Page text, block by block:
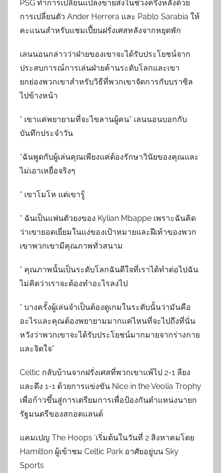
PSG ทำการเปลี่ยนแปลงขายส่งในช่วงครึ่งหลังด้วย
การเปลี่ยนตัว Ander Herrera และ Pablo Sarabia ให้
คะแนนสำหรับแชมเปี้ยนฝรั่งเศสหลังจากหยุดพัก
เลนนอนกล่าวว่าฝ่ายของเขาจะได้รับประโยชน์จาก
ประสบการณ์การเล่นฝ่ายค้านระดับโลกและเขา
ยกย่องพวกเขาสำหรับวิธีที่พวกเขาจัดการกับบราซิล
ไปข้างหน้า
“ เขาแค่พยายามที่จะไขลานผู้คน” เลนนอนบอกกับ
บันทึกประจำวัน
“ฉันพูดกับผู้เล่นคุณเพียงแค่ต้องรักษาวินัยของคุณและ
ไม่เอาเหยื่อจริงๆ
“ เขาโมโห แต่เขารู้
“ ฉันเป็นแฟนตัวยงของ Kylian Mbappe เพราะฉันคิด
ว่าเขายอดเยี่ยมในแง่ของเป้าหมายและฝีเท้าของพวก
เขาพวกเขามีคุณภาพทั่วสนาม
“ คุณภาพนั้นเป็นระดับโลกฉันดีใจที่เราได้ทำต่อไปฉัน
ไม่คิดว่าเราจะต้องทำอะไรลงไป
“ บางครั้งผู้เล่นจำเป็นต้องดูเกมในระดับนั้นว่ามันคือ
อะไรและคุณต้องพยายามมากแค่ไหนที่จะไปถึงที่นั่น
หวังว่าพวกเขาจะได้รับประโยชน์มากมายจากร่างกาย
และจิตใจ”
Celtic กลับบ้านจากฝรั่งเศสที่พวกเขาแพ้ไป 2-1 ลียง
และดึง 1-1 ด้วยการแข่งขัน Nice in the Veolia Trophy
เพื่อก้าวขึ้นสู่การเตรียมการเพื่อป้องกันตำแหน่งนายก
รัฐมนตรีของสกอตแลนด์
แคมเปญ The Hoops ‘เริ่มต้นในวันที่ 2 สิงหาคมโดย
Hamilton ผู้เข้าชม Celtic Park อาศัยอยู่บน Sky
Sports